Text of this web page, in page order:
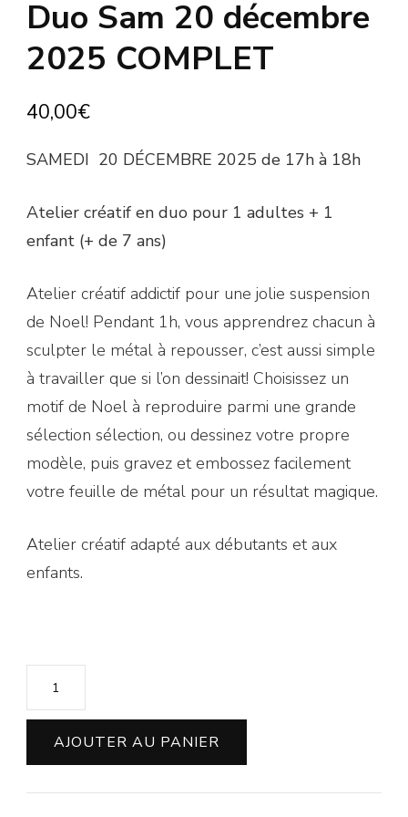
Duo Sam 20 décembre
2025 COMPLET
40,00€
SAMEDI 20 DÉCEMBRE 2025 de 17h à 18h
Atelier créatif en duo pour 1 adultes + 1
enfant (+ de 7 ans)
Atelier créatif addictif pour une jolie suspension
de Noel! Pendant 1h, vous apprendrez chacun à
sculpter le métal à repousser, c’est aussi simple
à travailler que si l’on dessinait! Choisissez un
motif de Noel à reproduire parmi une grande
sélection sélection, ou dessinez votre propre
modèle, puis gravez et embossez facilement
votre feuille de métal pour un résultat magique.
Atelier créatif adapté aux débutants et aux
enfants.
quantité
de
Atelier
Gravure
Noel
AJOUTER AU PANIER